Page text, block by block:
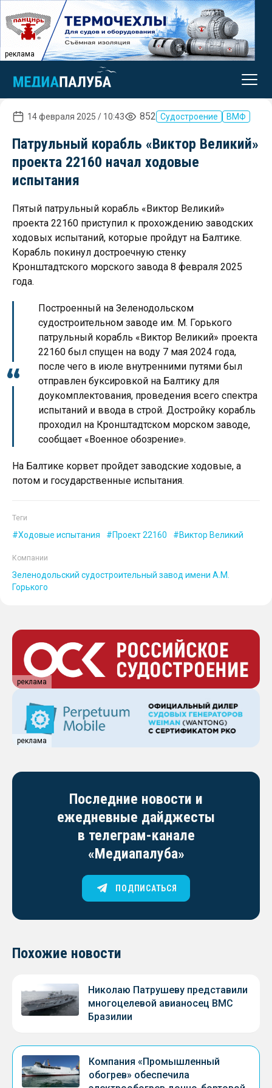
реклама
14 февраля 2025 / 10:43 852 Судостроение ВМФ
Патрульный корабль «Виктор Великий»
проекта 22160 начал ходовые
испытания
Пятый патрульный корабль «Виктор Великий»
проекта 22160 приступил к прохождению заводских
ходовых испытаний, которые пройдут на Балтике.
Корабль покинул достроечную стенку
Кронштадтского морского завода 8 февраля 2025
года.
Построенный на Зеленодольском
судостроительном заводе им. М. Горького
патрульный корабль «Виктор Великий» проекта
22160 был спущен на воду 7 мая 2024 года,
после чего в июле внутренними путями был
отправлен буксировкой на Балтику для
доукомплектования, проведения всего спектра
испытаний и ввода в строй. Достройку корабль
проходил на Кронштадтском морском заводе,
сообщает «Военное обозрение».
На Балтике корвет пройдет заводские ходовые, а
потом и государственные испытания.
Теги
Ходовые испытания Проект 22160 Виктор Великий
Компании
Зеленодольский судостроительный завод имени А.М.
Горького
реклама
реклама
Последние новости и
ежедневные дайджесты
в телеграм-канале
«Медиапалуба»
ПОДПИСАТЬСЯ
Похожие новости
Николаю Патрушеву представили
многоцелевой авианосец ВМС
Бразилии
Компания «Промышленный
обогрев» обеспечила